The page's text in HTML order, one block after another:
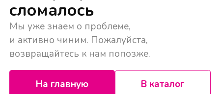
сломалось
Мы уже знаем о проблеме,
и активно чиним. Пожалуйста,
возвращайтесь к нам попозже.
На главную В каталог